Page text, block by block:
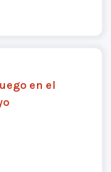
en el